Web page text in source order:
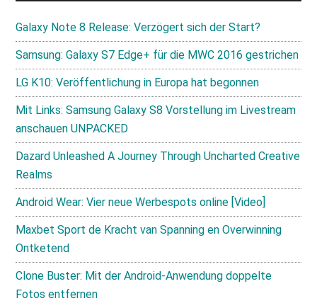
Galaxy Note 8 Release: Verzögert sich der Start?
Samsung: Galaxy S7 Edge+ für die MWC 2016 gestrichen
LG K10: Veröffentlichung in Europa hat begonnen
Mit Links: Samsung Galaxy S8 Vorstellung im Livestream
anschauen UNPACKED
Dazard Unleashed A Journey Through Uncharted Creative
Realms
Android Wear: Vier neue Werbespots online [Video]
Maxbet Sport de Kracht van Spanning en Overwinning
Ontketend
Clone Buster: Mit der Android-Anwendung doppelte
Fotos entfernen